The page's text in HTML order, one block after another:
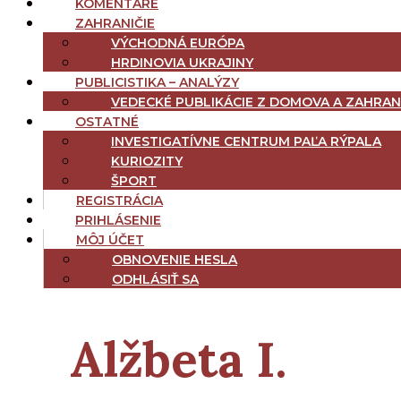
KOMENTÁRE
ZAHRANIČIE
VÝCHODNÁ EURÓPA
HRDINOVIA UKRAJINY
PUBLICISTIKA – ANALÝZY
VEDECKÉ PUBLIKÁCIE Z DOMOVA A
OSTATNÉ
INVESTIGATÍVNE CENTRUM PAĽA RÝPALA
KURIOZITY
ŠPORT
REGISTRÁCIA
PRIHLÁSENIE
MÔJ ÚČET
OBNOVENIE HESLA
ODHLÁSIŤ SA
Alžbeta I.